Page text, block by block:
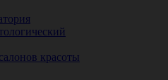
красоты